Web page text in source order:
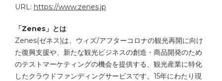
URL: https://www.zenes.jp
​「Zenes」とは
Zenes(ゼネス)は、ウィズ/アフターコロナの観光再開に向け
た復興支援や、新たな観光ビジネスの創造・商品開発のため
のテストマーケティングの機会を提供する、観光産業に特化
したクラウドファンディングサービスです。15年にわたり現